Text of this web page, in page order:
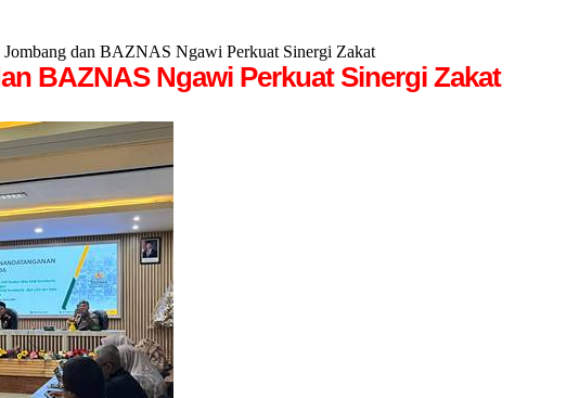
dan BAZNAS Ngawi Perkuat Sinergi Zakat
BAZNAS Ngawi Perkuat Sinergi Zakat